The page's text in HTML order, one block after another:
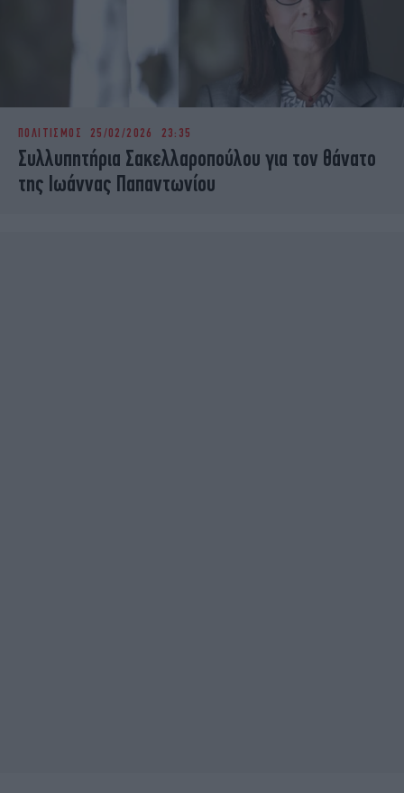
ΠΟΛΙΤΙΣΜΟΣ 25/02/2026 23:35
Συλλυπητήρια Σακελλαροπούλου για τον θάνατο
της Ιωάννας Παπαντωνίου